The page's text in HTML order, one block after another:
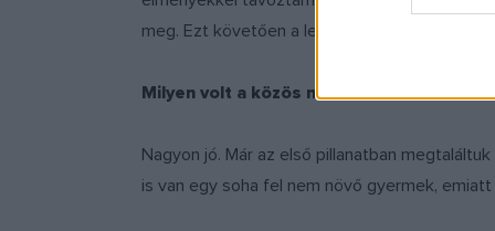
meg. Ezt követően a lehető
Milyen volt a közös munka Bencével?
Nagyon jó. Már az első pillanatban
is van egy soha fel nem növő gyermek,